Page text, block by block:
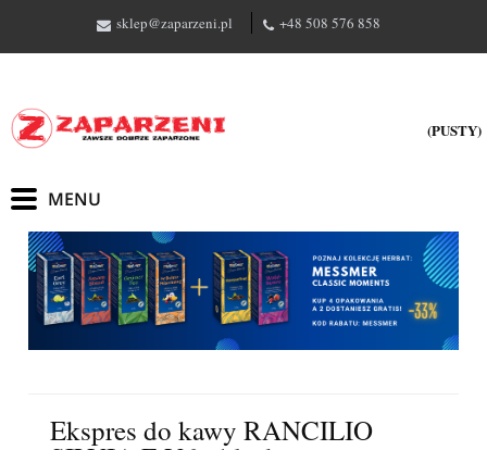
sklep@zaparzeni.pl +48 508 576 858
(PUSTY)
Ekspres do kawy RANCILIO